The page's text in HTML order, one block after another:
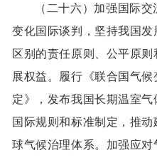
（二十六）加强国际
变化国际谈判，坚持我国
区别的责任原则、公平原
展权益。履行《联合国气
定》，发布我国长期温室
国际规则和标准制定，推
球气候治理体系。加强应